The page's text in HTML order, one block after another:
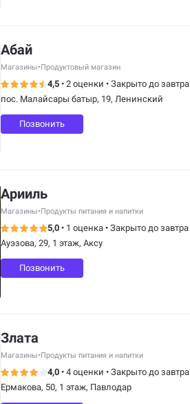
Абай
Магазины•Продуктовый магазин
4,5 • 2 оценки • Закрыто до завтра
пос. Малайсары батыр, 19, Ленинский
Позвонить
Арииль
Магазины•Продукты питания и напитки
5,0 • 1 оценка • Закрыто до завтра
Ауэзова, 29, 1 этаж, Аксу
Позвонить
Злата
Магазины•Продукты питания и напитки
4,0 • 4 оценки • Закрыто до завтра
Ермакова, 50, 1 этаж, Павлодар